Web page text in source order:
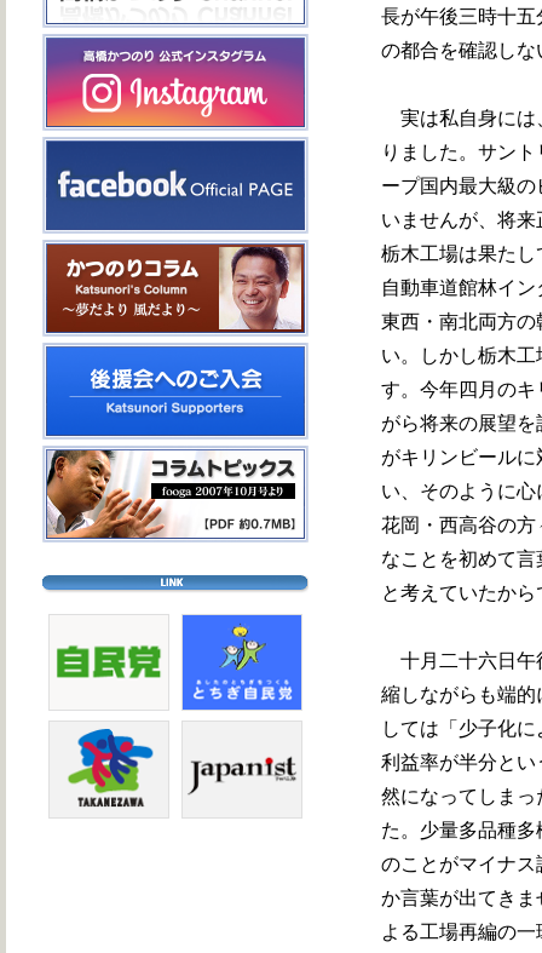
長が午後三時十
の都合を確認し
実は私自身には
りました。サン
ープ国内最大級
いませんが、将
栃木工場は果た
自動車道館林イ
東西・南北両方
い。しかし栃木
す。今年四月の
がら将来の展望
がキリンビール
い、そのように
花岡・西高谷の
なことを初めて
と考えていたから
十月二十六日午
縮しながらも端
しては「少子化
利益率が半分と
然になってしま
た。少量多品種
のことがマイナ
か言葉が出てき
よる工場再編の